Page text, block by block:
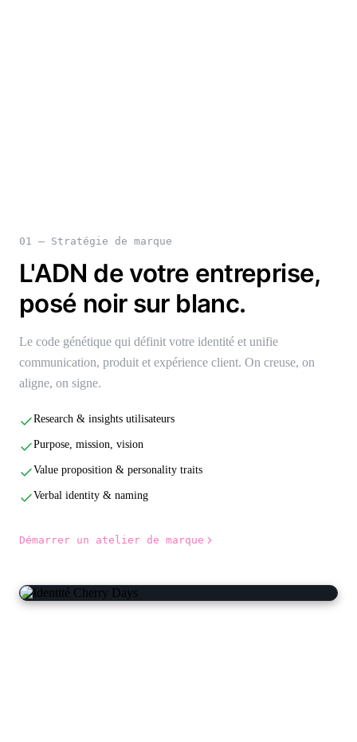
01 — Stratégie de marque
L'ADN de votre entreprise,
posé noir sur blanc.
Le code génétique qui définit votre identité et unifie
communication, produit et expérience client. On creuse, on
aligne, on signe.
Research & insights utilisateurs
Purpose, mission, vision
Value proposition & personality traits
Verbal identity & naming
Démarrer un atelier de marque